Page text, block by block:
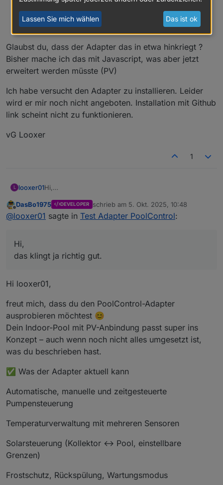
mindestlaufzeitdauer der Pumpe
Bei Überschuss PV-Strom längere Laufzeit
Stopp bei erreichen der Zieltemperatur
Glaubst du, dass der Adapter das in etwa hinkriegt ?
Bisher mache ich das mit Javascript, was aber jetzt
erweitert werden müsste (PV)
Ich habe versucht den Adapter zu installieren. Leider
wird er mir noch nicht angeboten. Installation mit Github
link scheint nicht zu funktionieren.
vG Looxer
1
L looxer01Hi,
Ich habe einen indoor pool. Allerdings habe ich aus
Wartungründen kein Wasser im Pool. Im Frühjahr soll
Beckeninhalt ca 50 m3-
Pooltemp Messung über ioBroker Sennsoren
Solaranlage, bei Überschuss soll die Pumpe
loslegen)
mindestlaufzeitdauer der Pumpe
wird er mir noch nicht angeboten. Installation mit
Offline
DasBo1975 DEVELOPER schrieb am 5. Okt. 2025, 10:48
zuletzt editiert von
@looxer01 sagte in Test Adapter PoolControl:
Hi,
das klingt ja richtig gut.
Hi looxer01,
freut mich, dass du den PoolControl-Adapter
ausprobieren möchtest 😊
Dein Indoor-Pool mit PV-Anbindung passt super ins
Konzept – auch wenn noch nicht alles umgesetzt ist,
was du beschrieben hast.
✅ Was der Adapter aktuell kann
Automatische, manuelle und zeitgesteuerte
Pumpensteuerung
Temperaturverwaltung mit mehreren Sensoren
Solarsteuerung (Kollektor ↔ Pool, einstellbare
Grenzen)
Frostschutz, Rückspülung, Wartungsmodus
Lassen Sie mich wählen Das ist ok